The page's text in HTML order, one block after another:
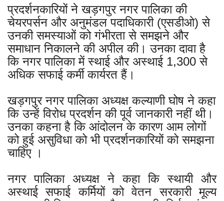
प्रदर्शनकारियों ने खड़गपुर नगर पालिका की
चेयरपर्सन और अनुमंडल पदाधिकारी (एसडीओ) से
उनकी समस्याओं को गंभीरता से समझने और
समाधान निकालने की अपील की। उनका दावा है
कि नगर पालिका में स्थाई और अस्थाई 1,300 से
अधिक सफाई कर्मी कार्यरत हैं।
खड़गपुर नगर पालिका अध्यक्ष कल्याणी घोष ने कहा
कि उन्हें विरोध प्रदर्शन की पूर्व जानकारी नहीं थी।
उनका कहना है कि आंदोलन के कारण आम लोगों
को हुई असुविधा को भी प्रदर्शनकारियों को समझना
चाहिए ।
नगर पालिका अध्यक्ष ने कहा कि स्थायी और
अस्थाई सफाई कर्मियों को वेतन सरकारी मूल्य